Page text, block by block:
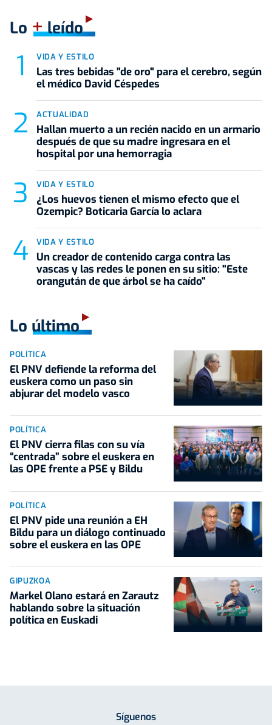
Lo +leído
VIDA Y ESTILO
Las tres bebidas "de oro" para el cerebro, según
el médico David Céspedes
ACTUALIDAD
Hallan muerto a un recién nacido en un armario
después de que su madre ingresara en el
hospital por una hemorragia
VIDA Y ESTILO
¿Los huevos tienen el mismo efecto que el
Ozempic? Boticaria García lo aclara
VIDA Y ESTILO
Un creador de contenido carga contra las
vascas y las redes le ponen en su sitio: "Este
orangután de que árbol se ha caído"
Lo último
POLÍTICA
El PNV defiende la reforma del
euskera como un paso sin
abjurar del modelo vasco
POLÍTICA
El PNV cierra filas con su vía
“centrada” sobre el euskera en
las OPE frente a PSE y Bildu
POLÍTICA
El PNV pide una reunión a EH
Bildu para un diálogo continuado
sobre el euskera en las OPE
GIPUZKOA
Markel Olano estará en Zarautz
hablando sobre la situación
política en Euskadi
Síguenos